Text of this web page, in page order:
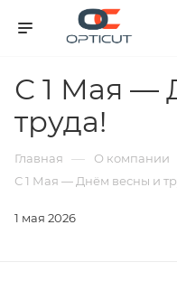
С 1 Мая —
труда!
Главная — О компании
С 1 Мая — Днём весны и
1 мая 2026